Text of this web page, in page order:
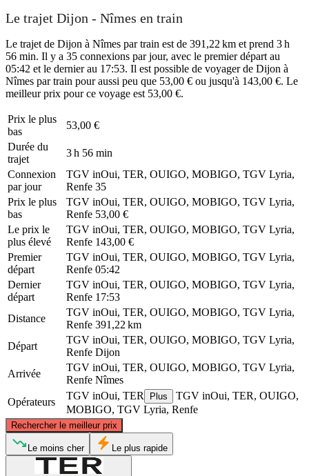
Le trajet Dijon - Nîmes en train
Le trajet de Dijon à Nîmes par train est de 391,22 km et prend 3 h
56 min. Il y a 35 connexions par jour, avec le premier départ au
05:42 et le dernier au 17:53. Il est possible de voyager de Dijon à
Nîmes par train pour aussi peu que 53,00 € ou jusqu'à 143,00 €. Le
meilleur prix pour ce voyage est 53,00 €.
Prix ​​le plus
bas
53,00 €
Durée du
trajet
3 h 56 min
Connexion
par jour
TGV inOui, TER, OUIGO, MOBIGO, TGV Lyria,
Renfe 35
Prix ​​le plus
bas
TGV inOui, TER, OUIGO, MOBIGO, TGV Lyria,
Renfe 53,00 €
Le prix le
plus élevé
TGV inOui, TER, OUIGO, MOBIGO, TGV Lyria,
Renfe 143,00 €
Premier
départ
TGV inOui, TER, OUIGO, MOBIGO, TGV Lyria,
Renfe 05:42
Dernier
départ
TGV inOui, TER, OUIGO, MOBIGO, TGV Lyria,
Renfe 17:53
Distance
TGV inOui, TER, OUIGO, MOBIGO, TGV Lyria,
Renfe 391,22 km
Départ
TGV inOui, TER, OUIGO, MOBIGO, TGV Lyria,
Renfe Dijon
Arrivée
TGV inOui, TER, OUIGO, MOBIGO, TGV Lyria,
Renfe Nîmes
Opérateurs
TGV inOui, TER Plus
TGV inOui, TER, OUIGO,
MOBIGO, TGV Lyria, Renfe
Rechercher le meilleur prix
Dijon
©CARTO, ©
Le moins cher Le plus rapide